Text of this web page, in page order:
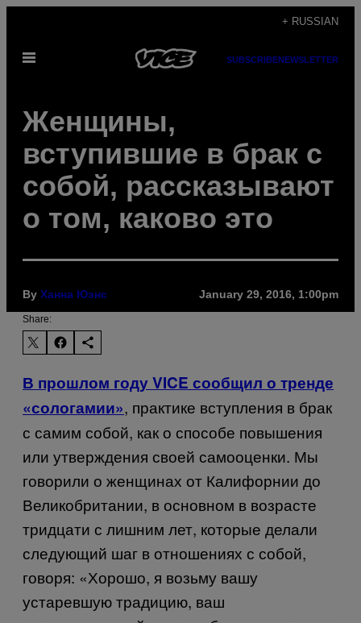
content
+ RUSSIAN
Open
SUBSCRIBENEWSLETTER
Женщины,
вступившие в брак с
собой, рассказывают
о том, каково это
By Ханна Юэнс January 29, 2016, 1:00pm
Share:
В прошлом годуVICE сообщил о тренде
«сологамии», практике вступления в брак
с самим собой, как о способе повышения
или утверждения своей самооценки. Мы
говорили о женщинах от Калифорнии до
Великобритании, в основном в возрасте
тридцати с лишним лет, которые делали
следующий шаг в отношениях с собой,
говоря: «Хорошо, я возьму вашу
устаревшую традицию, ваш